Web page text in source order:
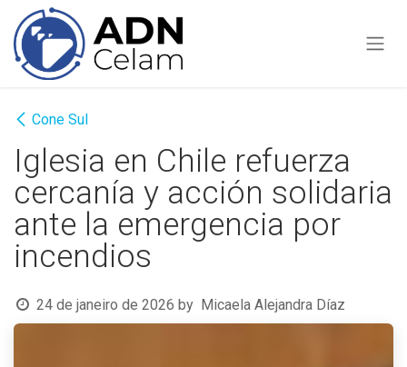
Pular para o conteúdo
Cone Sul
Iglesia en Chile refuerza
cercanía y acción solidaria
ante la emergencia por
incendios
24 de janeiro de 2026 by Micaela Alejandra Díaz